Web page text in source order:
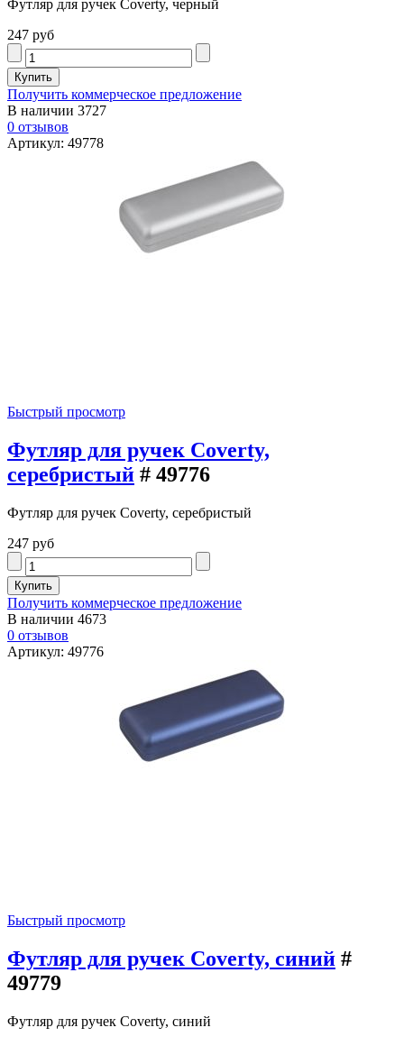
Футляр для ручек Coverty, черный
247 руб
Получить коммерческое предложение
В наличии 3727
0 отзывов
Артикул: 49778
Быстрый просмотр
Футляр для ручек Coverty,
серебристый # 49776
Футляр для ручек Coverty, серебристый
247 руб
Получить коммерческое предложение
В наличии 4673
0 отзывов
Артикул: 49776
Быстрый просмотр
Футляр для ручек Coverty, синий #
49779
Футляр для ручек Coverty, синий